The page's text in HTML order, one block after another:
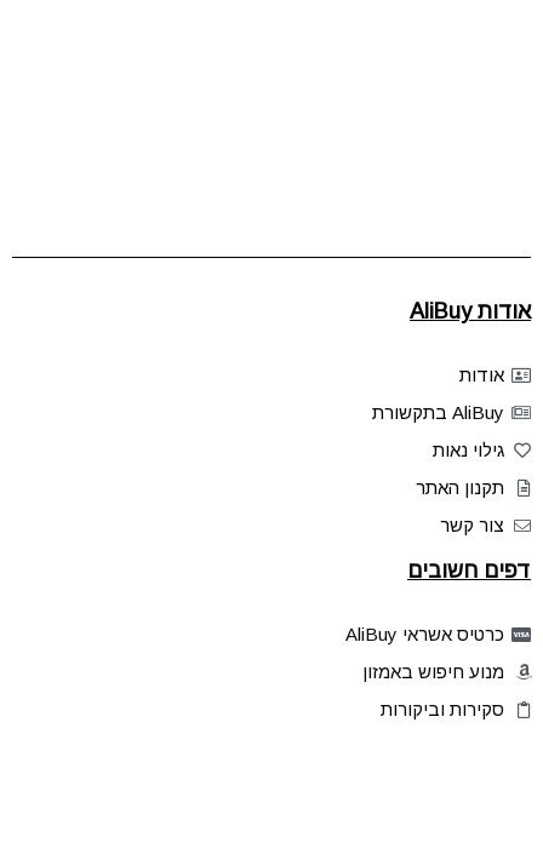
אודות AliBuy
אודות
AliBuy בתקשורת
גילוי נאות
תקנון האתר
צור קשר
דפים חשובים
כרטיס אשראי AliBuy
מנוע חיפוש באמזון
סקירות וביקורות